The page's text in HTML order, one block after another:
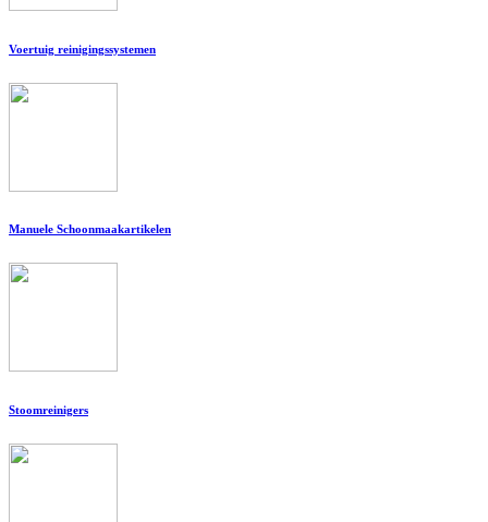
Voertuig reinigingssystemen
Manuele Schoonmaakartikelen
Stoomreinigers